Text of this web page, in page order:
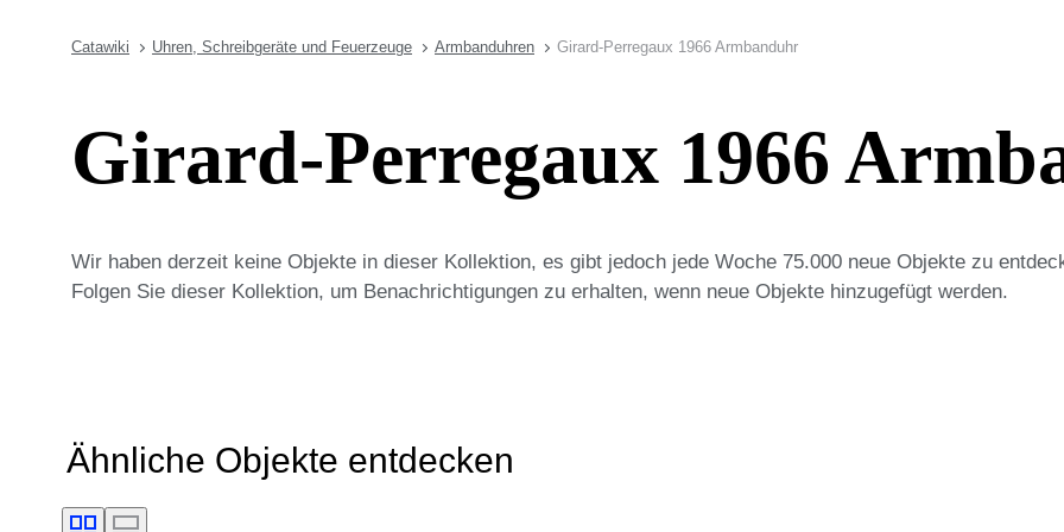
Catawiki Uhren, Schreibgeräte und Feuerzeuge Armbanduhren Girard-Perregaux 1966 Armbanduhr
Girard-Perregaux 1966
Wir haben derzeit keine Objekte in dieser Kollektion, es gibt jedoch jede Woche 75.000 neue Objekte zu
Folgen Sie dieser Kollektion, um Benachrichtigungen zu erhalten, wenn neue Objekte hinzugefügt werden.
Ähnliche Objekte entdecken